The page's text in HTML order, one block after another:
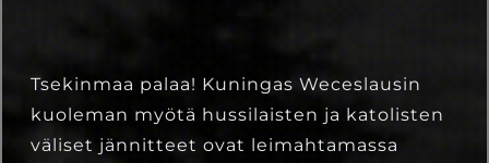
Tsekinmaa palaa! Kuningas Weceslausin
kuoleman myötä hussilaisten ja katolisten
väliset jännitteet ovat leimahtamassa